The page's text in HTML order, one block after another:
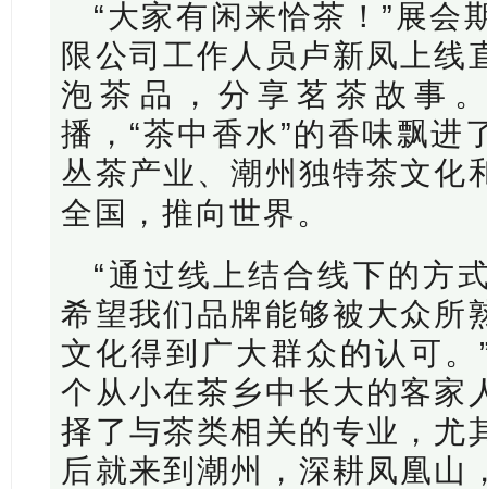
“大家有闲来恰茶！”展会
限公司工作人员卢新凤上线
泡茶品，分享茗茶故事
播，“茶中香水”的香味飘进
丛茶产业、潮州独特茶文化
全国，推向世界。
“通过线上结合线下的方
希望我们品牌能够被大众所
文化得到广大群众的认可
个从小在茶乡中长大的客家
择了与茶类相关的专业，尤
后就来到潮州，深耕凤凰山